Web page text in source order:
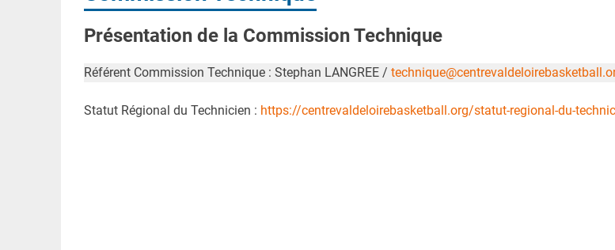
Présentation de la Commission Technique
Référent Commission Technique : Stephan LANGREE /
Statut Régional du Technicien : https://centrevaldeloirebasketball.org/statut-regional-du-